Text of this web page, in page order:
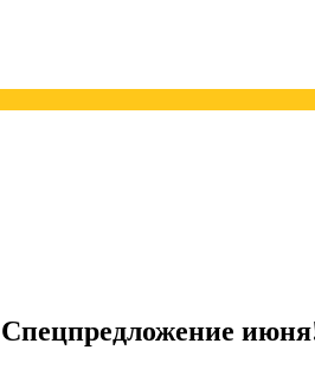
Спецпредложение